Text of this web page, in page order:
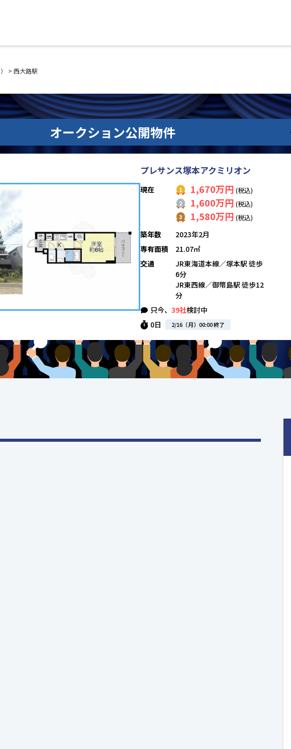
> 西大路駅
オークション公開物件
プレサンス塚本アクミリオン
現在 1,670万円 (税込)
1,600万円 (税込)
1,580万円 (税込)
築年数
2023年2月
専有面積
21.07㎡
交通
JR東海道本線／塚本駅 徒歩
6分
JR東西線／御幣島駅 徒歩12
分
只今、 39社検討中
0日
2/16（月）00:00 終了